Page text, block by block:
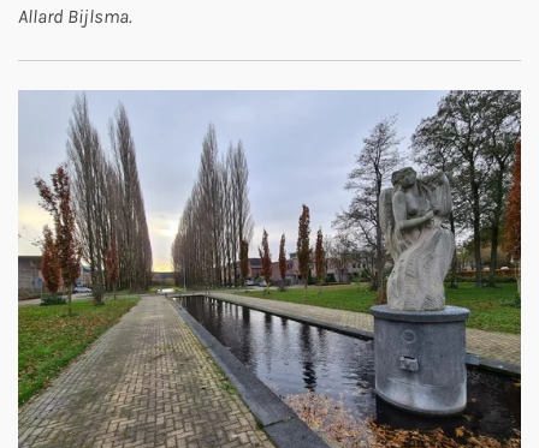
Allard Bijlsma.